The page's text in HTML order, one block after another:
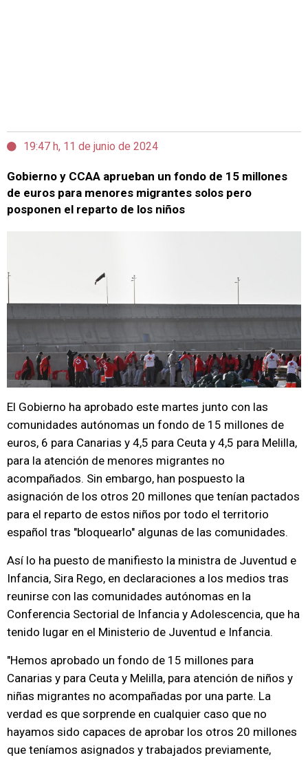
19:47 h, 11 de junio de 2024
Gobierno y CCAA aprueban un fondo de 15 millones
de euros para menores migrantes solos pero
posponen el reparto de los niños
El Gobierno ha aprobado este martes junto con las
comunidades autónomas un fondo de 15 millones de
euros, 6 para Canarias y 4,5 para Ceuta y 4,5 para Melilla,
para la atención de menores migrantes no
acompañados. Sin embargo, han pospuesto la
asignación de los otros 20 millones que tenían pactados
para el reparto de estos niños por todo el territorio
español tras "bloquearlo" algunas de las comunidades.
Así lo ha puesto de manifiesto la ministra de Juventud e
Infancia, Sira Rego, en declaraciones a los medios tras
reunirse con las comunidades autónomas en la
Conferencia Sectorial de Infancia y Adolescencia, que ha
tenido lugar en el Ministerio de Juventud e Infancia.
"Hemos aprobado un fondo de 15 millones para
Canarias y para Ceuta y Melilla, para atención de niños y
niñas migrantes no acompañadas por una parte. La
verdad es que sorprende en cualquier caso que no
hayamos sido capaces de aprobar los otros 20 millones
que teníamos asignados y trabajados previamente,